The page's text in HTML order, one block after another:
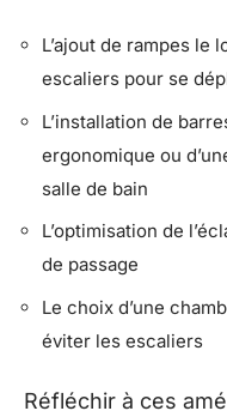
L’ajout de rampes le
escaliers pour se
L’installation de
ergonomique ou
salle de bain
L’optimisation de
de passage
Le choix d’une
éviter les escaliers
Réfléchir à ces